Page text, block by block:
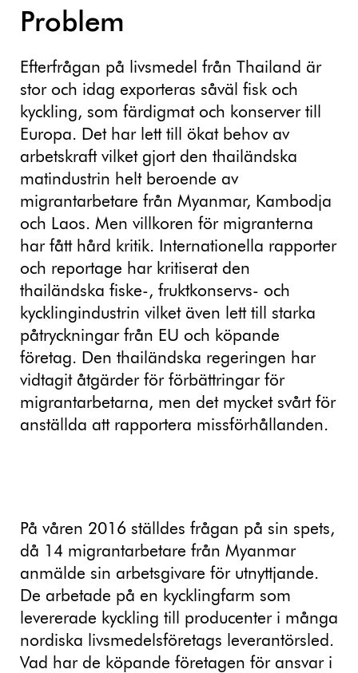
Problem
Efterfrågan på livsmedel från Thailand är
stor och idag exporteras såväl fisk och
kyckling, som färdigmat och konserver till
Europa. Det har lett till ökat behov av
arbetskraft vilket gjort den thailändska
matindustrin helt beroende av
migrantarbetare från Myanmar, Kambodja
och Laos. Men villkoren för migranterna
har fått hård kritik. Internationella rapporter
och reportage har kritiserat den
thailändska fiske-, fruktkonservs- och
kycklingindustrin vilket även lett till starka
påtryckningar från EU och köpande
företag. Den thailändska regeringen har
vidtagit åtgärder för förbättringar för
migrantarbetarna, men det mycket svårt för
anställda att rapportera missförhållanden.
På våren 2016 ställdes frågan på sin spets,
då 14 migrantarbetare från Myanmar
anmälde sin arbetsgivare för utnyttjande.
De arbetade på en kycklingfarm som
levererade kyckling till producenter i många
nordiska livsmedelsföretags leverantörsled.
Vad har de köpande företagen för ansvar i